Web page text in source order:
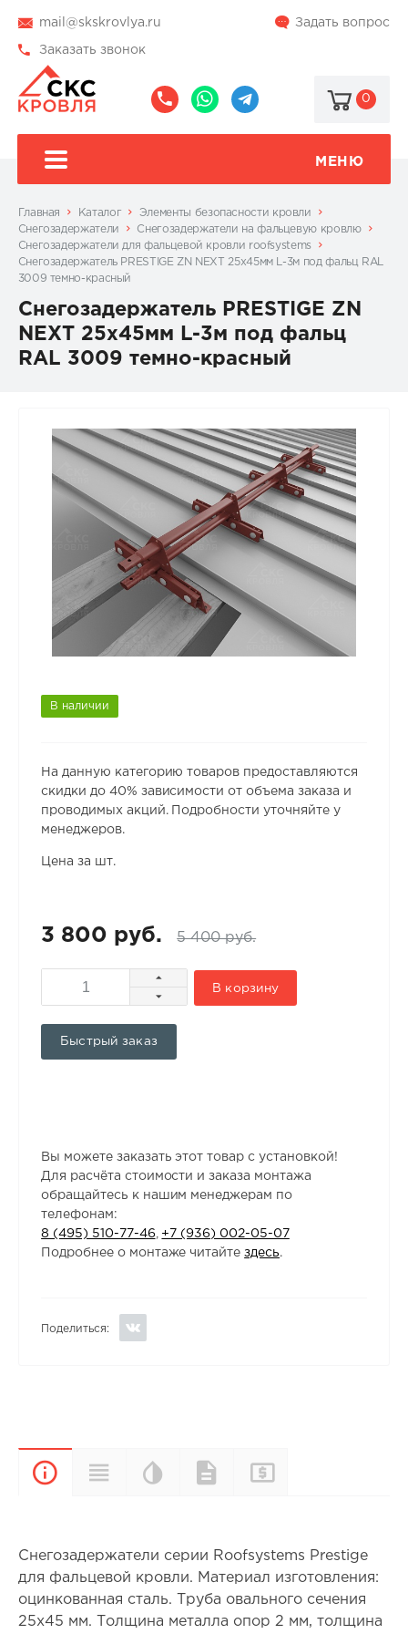
mail@skskrovlya.ru Задать вопрос
Заказать звонок
0
МЕНЮ
Главная Каталог
Элементы безопасности кровли
Снегозадержатели
Снегозадержатели на фальцевую кровлю
Cнегозадержатели для фальцевой кровли roofsystems
Снегозадержатель PRESTIGE ZN NEXT 25х45мм L-3м под фальц RAL
3009 темно-красный
Снегозадержатель PRESTIGE ZN
NEXT 25х45мм L-3м под фальц
RAL 3009 темно-красный
В наличии
На данную категорию товаров предоставляются
скидки до 40% зависимости от объема заказа и
проводимых акций. Подробности уточняйте у
менеджеров.
Цена за шт.
3 800 руб. 5 400 руб.
В корзину
Быстрый заказ
Вы можете заказать этот товар с установкой!
Для расчёта стоимости и заказа монтажа
обращайтесь к нашим менеджерам по
телефонам:
8 (495) 510-77-46
+7 (936) 002-05-07
Подробнее о монтаже читайтездесь.
Поделиться:
ОписаниеХарактеристики
Цветовая
палитра
Документы
Снегозадержатели серии Roofsystems Prestige
для фальцевой кровли. Материал изготовления:
оцинкованная сталь. Труба овального сечения
25х45 мм. Толщина металла опор 2 мм, толщина